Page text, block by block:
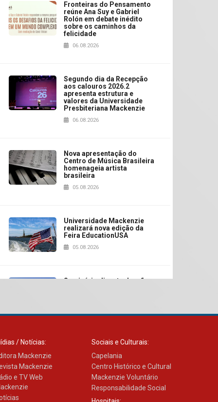
Fronteiras do Pensamento
reúne Ana Suy e Gabriel
Rolón em debate inédito
sobre os caminhos da
felicidade
06.08.2026
Segundo dia da Recepção
aos calouros 2026.2
apresenta estrutura e
valores da Universidade
Presbiteriana Mackenzie
06.08.2026
Nova apresentação do
Centro de Música Brasileira
homenageia artista
brasileira
05.08.2026
Universidade Mackenzie
realizará nova edição da
Feira EducationUSA
05.08.2026
Seminário discute desafios
04.08.2026
calouros do segundo
semestre de 2026
04.08.2026
/ Notícias:
Mackenzie
Mackenzie
e TV Web
Sociais e Culturais:
Capelania
Centro Histórico e Cultural
Mackenzie Voluntário
Responsabilidade Social